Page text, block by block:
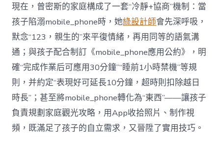
現在，曾密斯的家庭構成了一套“冷靜+協商”機制：當
孩子陷溺mobile_phone時，她綠設計師會先深呼吸，
默念“123，親生的”來平復情緒，再用同等的語氣溝
通；與孩子配合制訂《mobile_phone應用公約》，明
確“完成作業后可應用30分鐘”“睡前1小時禁機”等規
則，并約定“表現好可延長10分鐘，超時則扣除越日
時長”；甚至將mobile_phone轉化為“東西”——讓孩子
負責規劃家庭觀光攻略，用App收拾照片、制作視
頻，既滿足了孩子的自立需求，又晉陞了實用技巧。